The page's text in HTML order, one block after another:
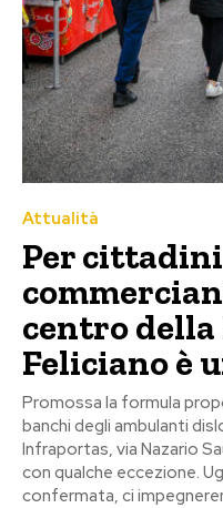
Attualità
Per
centro della
Feliciano è
Promossa la formula
banchi degli ambulanti
Infraportas, via Nazario
con qualche eccezione.
confermata, ci